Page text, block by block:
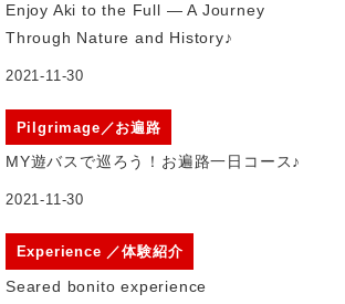
Enjoy Aki to the Full — A Journey
Through Nature and History♪
2021-11-30
Pilgrimage／お遍路
MY遊バスで巡ろう！お遍路一日コース♪
2021-11-30
Experience ／体験紹介
Seared bonito experience